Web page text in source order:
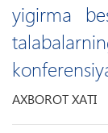
yigirma
AXBOROT XATI